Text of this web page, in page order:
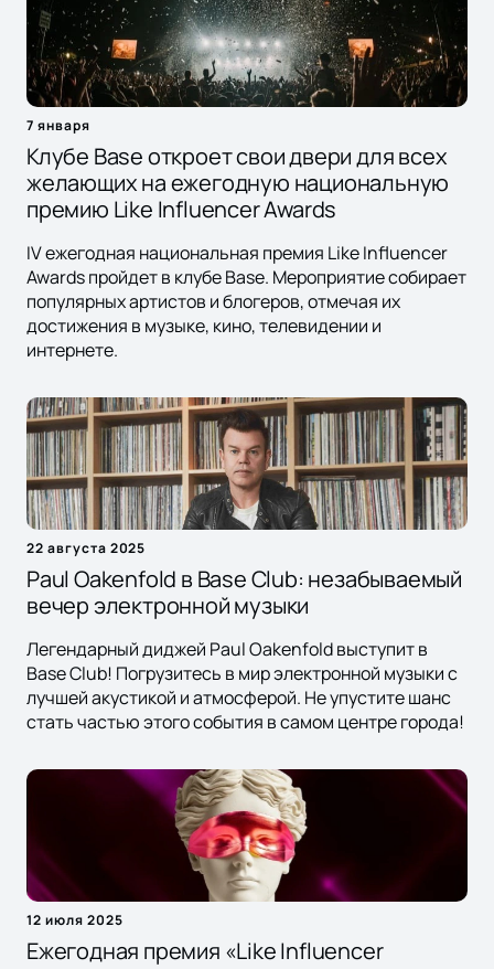
7 января
Клубе Base откроет свои двери для всех
желающих на ежегодную национальную
премию Like Influencer Awards
IV ежегодная национальная премия Like Influencer
Awards пройдет в клубе Base. Мероприятие собирает
популярных артистов и блогеров, отмечая их
достижения в музыке, кино, телевидении и
интернете.
22 августа 2025
Paul Oakenfold в Base Club: незабываемый
вечер электронной музыки
Легендарный диджей Paul Oakenfold выступит в
Base Club! Погрузитесь в мир электронной музыки с
лучшей акустикой и атмосферой. Не упустите шанс
стать частью этого события в самом центре города!
12 июля 2025
Ежегодная премия «Like Influencer